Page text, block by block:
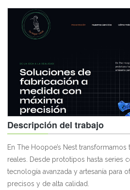
Descripción del trabajo
En The Hoopoe’s Nest transformamos
reales. Desde prototipos hasta series
tecnología avanzada y artesanía para
precisos y de alta calidad.